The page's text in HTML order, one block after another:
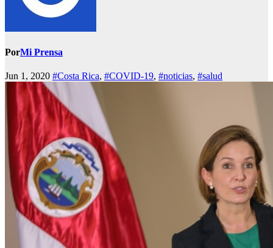
PorMi Prensa
Jun 1, 2020 #Costa Rica, #COVID-19, #noticias, #salud